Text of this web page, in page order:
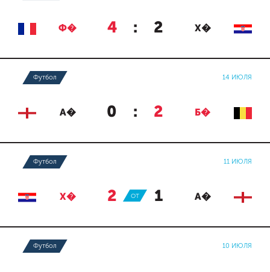
Ф� 4 : 2 Х�
Футбол 14 ИЮЛЯ
А� 0 : 2 Б�
Футбол 11 ИЮЛЯ
Х� 2 : 1 А�
ОТ
Футбол 10 ИЮЛЯ